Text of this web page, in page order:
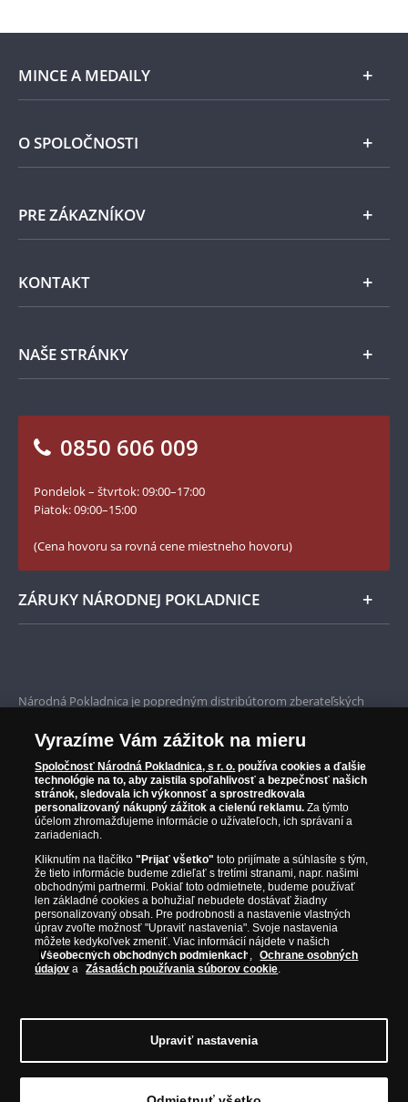
MINCE A MEDAILY
Len v Národnej Pokladnici
Pamätné medaily
100. výročie vzniku Česko-Slovenska
O SPOLOČNOSTI
PRE ZÁKAZNÍKOV
Všeobecné obchodné podmienky
Ochrana osobných údajov
Numizmatické novinky
KONTAKT
NAŠE STRÁNKY
Blog Pokladnica mincí
Facebook Národnej Pokladnice
YouTube Národnej Pokladnice
0850 606 009
Pondelok – štvrtok: 09:00–17:00
Piatok: 09:00–15:00
(Cena hovoru sa rovná cene miestneho hovoru)
ZÁRUKY NÁRODNEJ POKLADNICE
Iba originálne produkty
Národná Pokladnica je popredným distribútorom zberateľských
od roku 2010.
Národná Pokladnica je oficiálnym distribútorom numizmatických
emisií z viac ako 50 krajín, vrátane známych mincovní a emitentov
ako je Britská kráľovská mincovňa, Kráľovská kanadská mincovňa,
Parížska mincovňa, Nórska mincovňa, Fínska mincovňa alebo
Austrálska mincovňa Perth. Spoločnosť svojim zákazníkom a
zberateľom garantuje, že všetky produkty sú v originálnej a v
autentickosti.
Vyrazíme Vám zážitok na mieru
Spoločnosť Národná Pokladnica, s r. o. používa cookies a ďalšie
technológie na to, aby zaistila spoľahlivosť a bezpečnosť našich
stránok, sledovala ich výkonnosť a sprostredkovala
personalizovaný nákupný zážitok a cielenú reklamu. Za týmto
účelom zhromažďujeme informácie o užívateľoch, ich správaní a
zariadeniach.
Kliknutím na tlačítko"Prijať všetko" toto prijímate a súhlasíte s tým,
že tieto informácie budeme zdieľať s tretími stranami, napr. našimi
obchodnými partnermi. Pokiaľ toto odmietnete, budeme používať
len základné cookies a bohužiaľ nebudete dostávať žiadny
personalizovaný obsah. Pre podrobnosti a nastavenie vlastných
úprav zvoľte možnosť "Upraviť nastavenia". Svoje nastavenia
môžete kedykoľvek zmeniť. Viac informácií nájdete v našich
Všeobecných obchodných podmienkach ,
Ochrane osobných
údajov a Zásadách používania súborov cookie.
Upraviť nastavenia